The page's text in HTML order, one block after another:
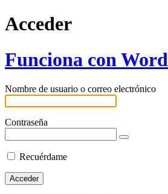
Acceder
Funciona con
Nombre de usuario o correo electrónico
Contraseña
Recuérdame